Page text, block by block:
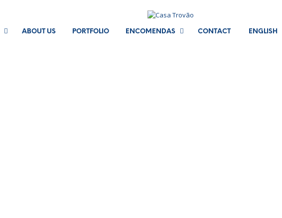
ABOUT US PORTFOLIO ENCOMENDAS CONTACT ENGLISH